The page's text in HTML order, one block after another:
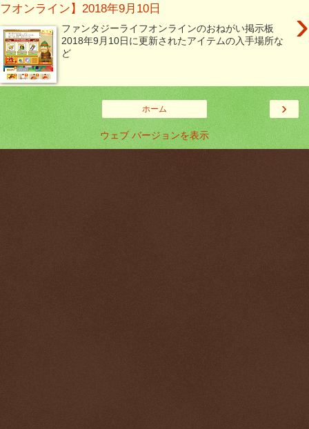
フオンライン】2018年9月10日
›
ファンタジーライフオンラインのおねがい掲示板
2018年9月10日に更新されたアイテムの入手場所な
ど
›
ホーム
ウェブ バージョンを表示